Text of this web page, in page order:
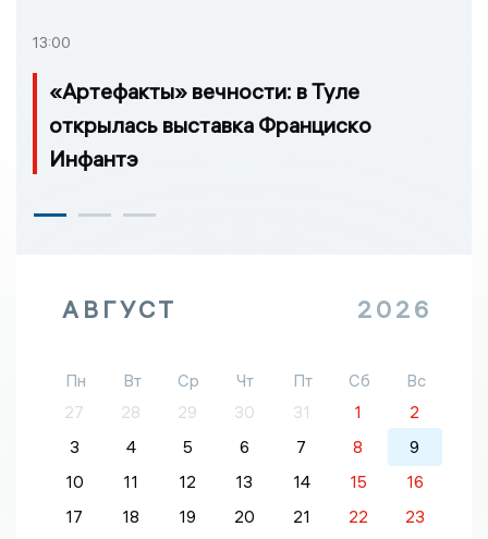
13:00
«Артефакты» вечности: в Туле
открылась выставка Франциско
Инфантэ
АВГУСТ 2026
Пн Вт Ср Чт Пт Сб
Вс
27
28 29 30 31 1
2
3
4 5 6 7 8
9
10
11 12 13 14 15
16
17
18 19 20 21 22
23